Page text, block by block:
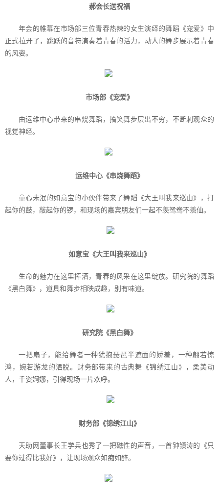
郝会长送祝福
年会的帷幕在市场部三位青春热辣的女生演绎的舞蹈《宠爱》中
正式拉开了，跳跃的音符演奏着青春的活力，动人的舞步展示着青春
的风姿。
市场部《宠爱》
由运维中心带来的串烧舞蹈，搞笑舞步层出不穷，不断刺观众的
视觉神经。
运维中心《串烧舞蹈》
童心未泯的如意宝的小伙伴带来了舞蹈《大王叫我来巡山》，打
起你的鼓，敲起你的锣，和现场的嘉宾朋友们一起不羡鸳鸯不羡仙。
如意宝《大王叫我来巡山》
生命的魅力在这里挥洒，青春的风采在这里绽放。研究院的舞蹈
《黑白舞》，道具和舞步相映成趣，别有味道。
研究院《黑白舞》
一把扇子，能给舞者一种犹抱琵琶半遮面的娇羞，一种翩若惊
鸿，婉若游龙的洒脱。财务部带来的古典舞《锦绣江山》，柔美动
人，千姿婀娜，引得现场一片欢呼。
财务部《锦绣江山》
天助网董事长王学兵也秀了一把磁性的声音，一首钟镇涛的《只
要你过得比我好》，让现场观众如痴如醉。